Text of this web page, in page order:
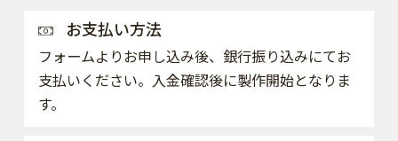
お支払い方法
フォームよりお申し込み後、銀行振り込みにてお
支払いください。入金確認後に製作開始となりま
す。